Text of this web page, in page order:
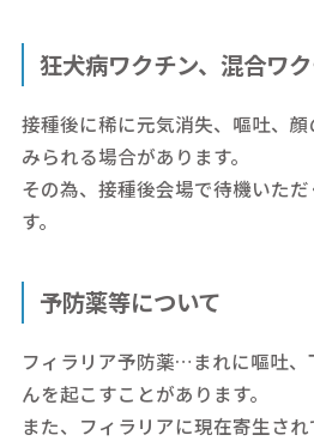
狂犬病ワクチン、混合ワ
接種後に稀に元気消失、嘔吐、
みられる場合があります。
その為、接種後会場で待機いた
す。
予防薬等について
フィラリア予防薬…まれに嘔吐
んを起こすことがあります。
また、フィラリアに現在寄生さ